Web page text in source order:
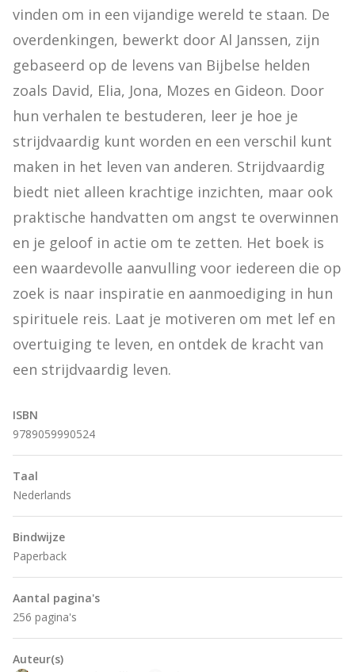
vinden om in een vijandige wereld te staan. De
overdenkingen, bewerkt door Al Janssen, zijn
gebaseerd op de levens van Bijbelse helden
zoals David, Elia, Jona, Mozes en Gideon. Door
hun verhalen te bestuderen, leer je hoe je
strijdvaardig kunt worden en een verschil kunt
maken in het leven van anderen. Strijdvaardig
biedt niet alleen krachtige inzichten, maar ook
praktische handvatten om angst te overwinnen
en je geloof in actie om te zetten. Het boek is
een waardevolle aanvulling voor iedereen die op
zoek is naar inspiratie en aanmoediging in hun
spirituele reis. Laat je motiveren om met lef en
overtuiging te leven, en ontdek de kracht van
een strijdvaardig leven.
ISBN
9789059990524
Taal
Nederlands
Bindwijze
Paperback
Aantal pagina's
256 pagina's
Auteur(s)